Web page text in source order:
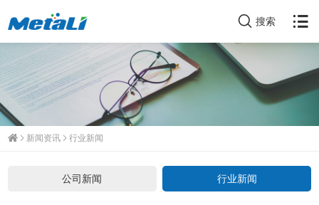
搜索
新闻资讯 行业新闻
公司新闻 行业新闻